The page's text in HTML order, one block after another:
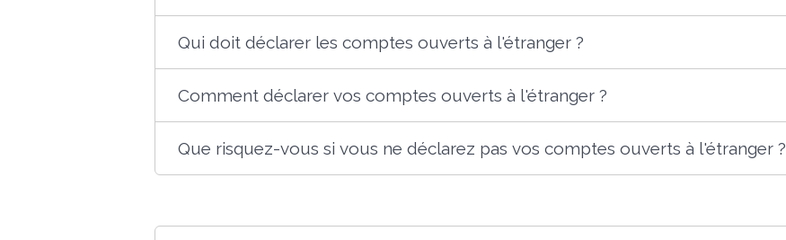
Qui doit déclarer les comptes ouverts à l'étranger ?
Comment déclarer vos comptes ouverts à l'étranger ?
Que risquez-vous si vous ne déclarez pas vos comptes ouverts à l'étranger ?